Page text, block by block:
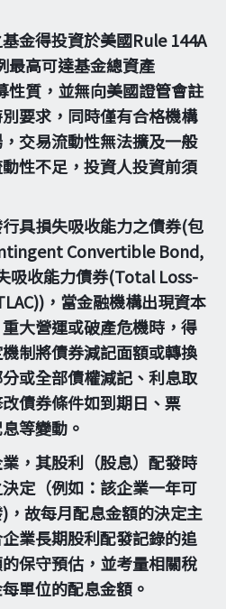
金得投資於美國Rule 144A
最高可達基金總資產
性質，並無向美國證管會註
要求，同時僅有合格機構
交易流動性無法擴及一般
性不足，投資人投資前須
具損失吸收能力之債券(包
Convertible Bond,
吸收能力債券(Total Loss-
，當金融機構出現資本
大營運或破產危機時，得
制將債券減記面額或轉換
或全部債權減記、利息取
債券條件如到期日、票
等變動。
，其股利（股息）配發時
定（例如：該企業一年可
，故每月配息金額的決定主
業長期股利配發記錄的追
保守預估，並考量相關稅
單位的配息金額。